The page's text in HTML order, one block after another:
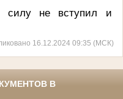
силу не вступил и
16.12.2024 09:35 (МСК)
В